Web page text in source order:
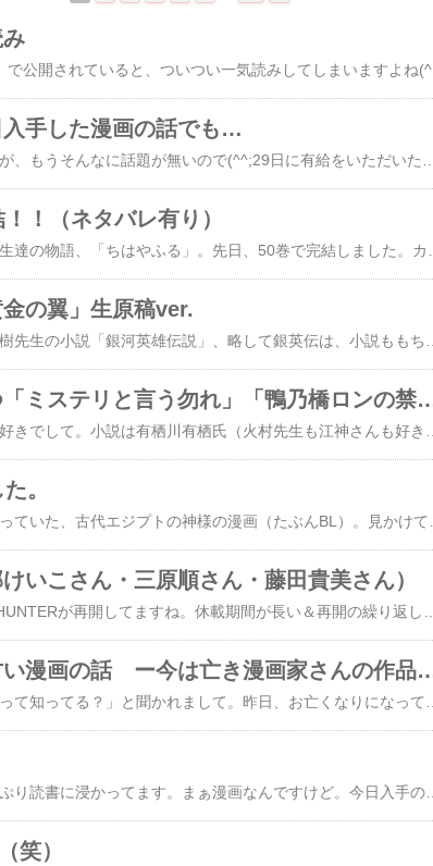
気になる作品が「○話分無料！」で公開されていると、ついつい一気読みしてしまいますよね(^^;今朝も読み始めたら止まらなくなって、気付いたらお昼を過ぎてました。今日読んだの
手した漫画の話でも…
！（ネタバレ有り）
の翼」生原稿ver.
探偵する漫画をふたつ「ミステリと言う勿れ」
。
いこさん・三原順さん・藤田貴美さん）
ちょっと（だいぶ）古い漫画の話 ー今は亡き漫画
仕事が休みなので、朝からどっぷり読書に浸かってます。まぁ漫画なんですけど。今日入手の皆さん。３冊は今日発売の新刊。１冊だけ「イロメン」の３巻は、もうすぐ４が出るってのに購入するのを忘れていたもの。文字多いから気合入れて読まないと読めない。（さっき1/3読んで疲れましたw）スクエアは後日改めて感想書きますが、「DearCALL」はすっかり最後尾だなぁ。マズイなぁ。久々にグット登場とメグサス先生最強！は嬉しいけど。あと注目は新事実にビックリ！な「ワートリ」と、百谷くんに最近キュンキュンしまくりな「この音」。「ヒロアカ」は、WJ本誌が今週号相澤先生好きには地獄だったので・・・この巻からめっちゃツライ(T_T)「ドクスト」は、この作品にどっぷり浸かるきっかけになったアメリカ勢がコミックス初登場！！！特にお気に入りのスタンリーさんが最後の話で４ページに渡って髪型ミスしたまんまで・・・(= =;)Boichi先生本気で気付いてないのかな？？？修正期待していたのに・・・。そんな感じのオタクライフを過ごしております。
笑）